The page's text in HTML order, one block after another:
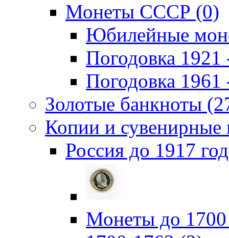
Монеты СССР (0)
Юбилейные
Погодовка 1921
Погодовка 1961
Золотые банкноты
Копии и
Россия до 1917
Монеты до 1700